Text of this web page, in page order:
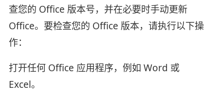
查您的 Office 版本号，并在必要时手动更新
Office。要检查您的 Office 版本，请执行以下操
作：
打开任何 Office 应用程序，例如 Word 或
Excel。